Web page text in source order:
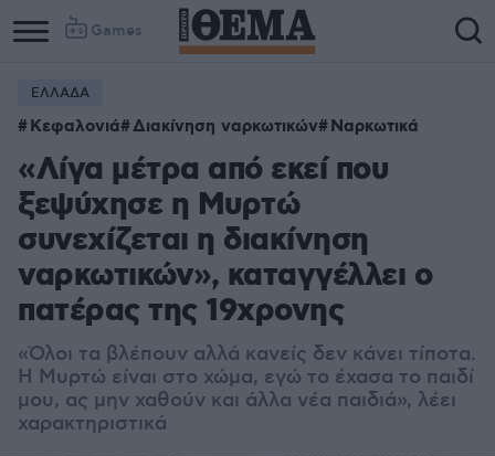
Games
ΕΛΛΑΔΑ
Κεφαλονιά Διακίνηση ναρκωτικών Ναρκωτικά
«Λίγα μέτρα από εκεί που
ξεψύχησε η Μυρτώ
συνεχίζεται η διακίνηση
ναρκωτικών», καταγγέλλει ο
πατέρας της 19χρονης
«Όλοι τα βλέπουν αλλά κανείς δεν κάνει τίποτα.
Η Μυρτώ είναι στο χώμα, εγώ το έχασα το παιδί
μου, ας μην χαθούν και άλλα νέα παιδιά», λέει
χαρακτηριστικά